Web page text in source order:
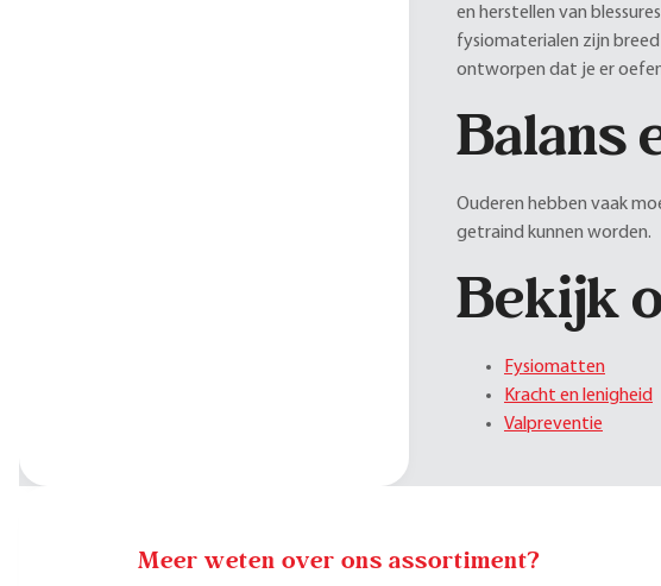
en herstellen van
fysiomaterialen zijn
ontworpen dat je er
Balans
Ouderen hebben vaak
getraind kunnen worden.
Bekijk
Fysiomatten
Kracht en lenigheid
Valpreventie
Meer weten over ons assortiment?